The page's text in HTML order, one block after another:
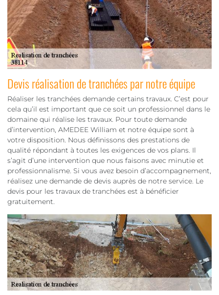
Devis réalisation de tranchées par notre équipe
Réaliser les tranchées demande certains travaux. C’est pour
cela qu’il est important que ce soit un professionnel dans le
domaine qui réalise les travaux. Pour toute demande
d’intervention, AMEDEE William et notre équipe sont à
votre disposition. Nous définissons des prestations de
qualité répondant à toutes les exigences de vos plans. Il
s’agit d’une intervention que nous faisons avec minutie et
professionnalisme. Si vous avez besoin d’accompagnement,
réalisez une demande de devis auprès de notre service. Le
devis pour les travaux de tranchées est à bénéficier
gratuitement.